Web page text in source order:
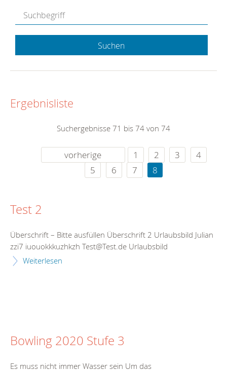
Suchen
Ergebnisliste
Suchergebnisse 71 bis 74 von 74
vorherige 1 2 3
4
5
6 7 8
Test 2
Überschrift – Bitte ausfüllen Überschrift 2 Urlaubsbild Julian
zzi7 iuouokkkuzhkzh Test@Test.de Urlaubsbild
Weiterlesen
Bowling 2020 Stufe 3
Es muss nicht immer Wasser sein Um das